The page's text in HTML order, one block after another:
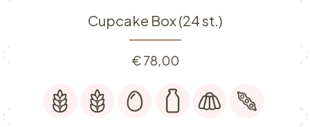
Cupcake Box (24 st.)
€78,00